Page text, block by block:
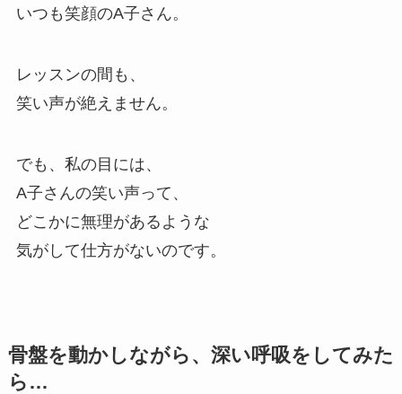
いつも笑顔のA子さん。
レッスンの間も、
笑い声が絶えません。
でも、私の目には、
A子さんの笑い声って、
どこかに無理があるような
気がして仕方がないのです。
骨盤を動かしながら、深い呼吸をしてみた
ら…